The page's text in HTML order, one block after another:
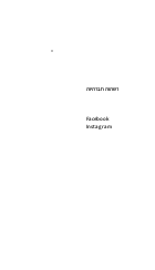
רשתות חברתיות
Facebook
Instagram